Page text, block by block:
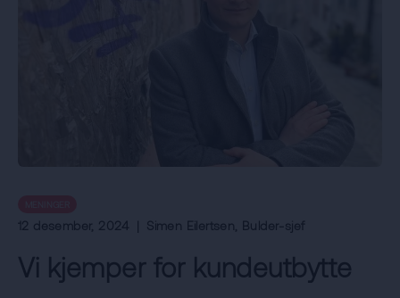
12 desember, 2024 | Simen Eilertsen , Bulder-sjef
Vi kjemper for kundeutbytte